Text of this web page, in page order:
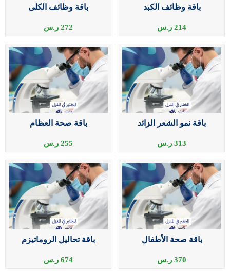
باقة وظائف الكبد
214 ر.س
باقة وظائف الكلى
272 ر.س
باقة نمو الشعر الزائد
313 ر.س
باقة صحة العظام
255 ر.س
باقة صحة الأطفال
370 ر.س
باقة تحاليل الروماتيزم
674 ر.س